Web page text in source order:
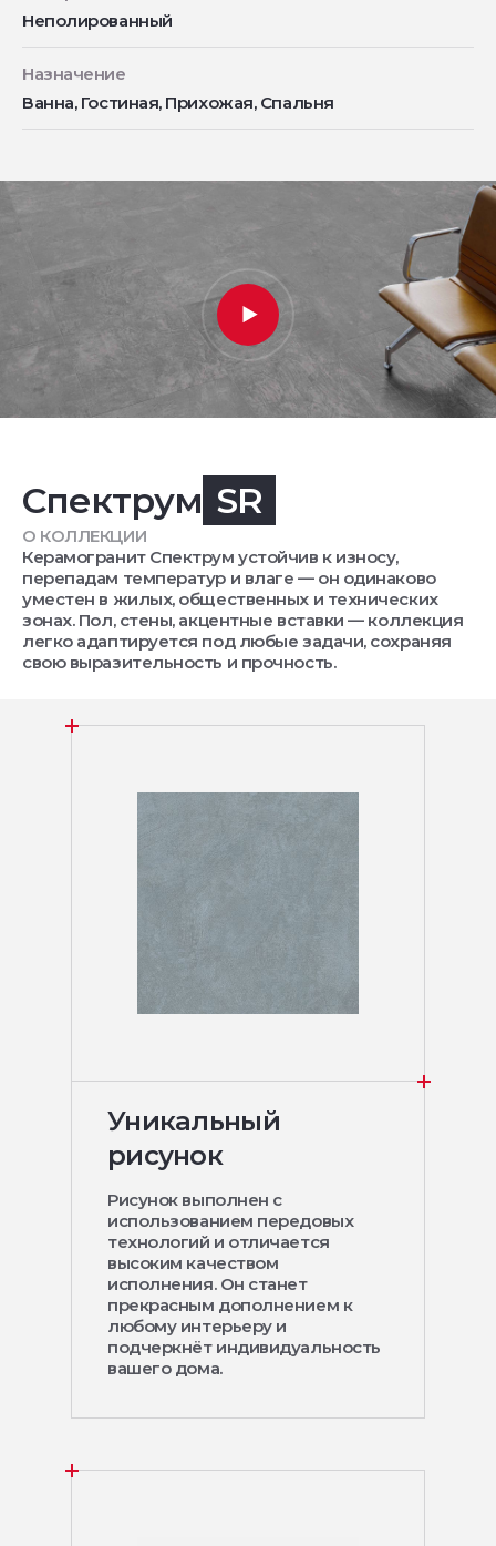
Неполированный
Назначение
Ванна, Гостиная, Прихожая, Спальня
Спектрум SR
О КОЛЛЕКЦИИ
Керамогранит Спектрум устойчив к износу,
перепадам температур и влаге — он одинаково
уместен в жилых, общественных и технических
зонах. Пол, стены, акцентные вставки — коллекция
легко адаптируется под любые задачи, сохраняя
свою выразительность и прочность.
Уникальный
рисунок
Рисунок выполнен с
использованием передовых
технологий и отличается
высоким качеством
исполнения. Он станет
прекрасным дополнением к
любому интерьеру и
подчеркнёт индивидуальность
вашего дома.